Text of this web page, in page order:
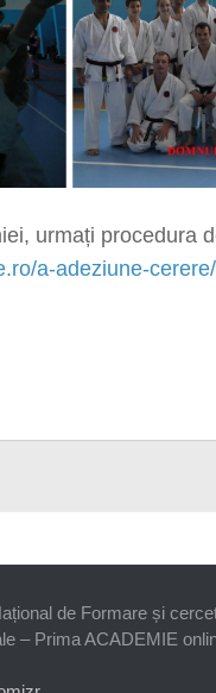
urmați procedura
a-adeziune-cerere/
de Formare și
– Prima ACADEMIE